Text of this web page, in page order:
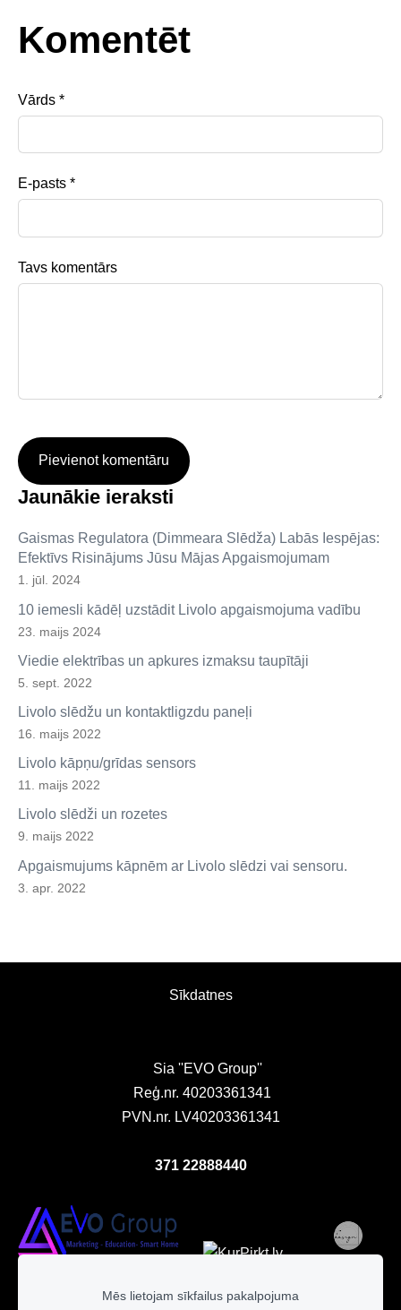
Jaunākie ieraksti
Gaismas Regulatora (Dimmeara Slēdža) Labās Iespējas:
Efektīvs Risinājums Jūsu Mājas Apgaismojumam
1. jūl. 2024
10 iemesli kādēļ uzstādit Livolo apgaismojuma vadību
23. maijs 2024
Viedie elektrības un apkures izmaksu taupītāji
5. sept. 2022
Livolo slēdžu un kontaktligzdu paneļi
16. maijs 2022
Livolo kāpņu/grīdas sensors
11. maijs 2022
Livolo slēdži un rozetes
9. maijs 2022
Apgaismujums kāpnēm ar Livolo slēdzi vai sensoru.
3. apr. 2022
Komentēt
Vārds *
E-pasts *
Tavs komentārs
Sīkdatnes
Sia ''EVO Group''
Reģ.nr. 40203361341
PVN.nr. LV40203361341
371 22888440
Mēs lietojam sīkfailus pakalpojuma